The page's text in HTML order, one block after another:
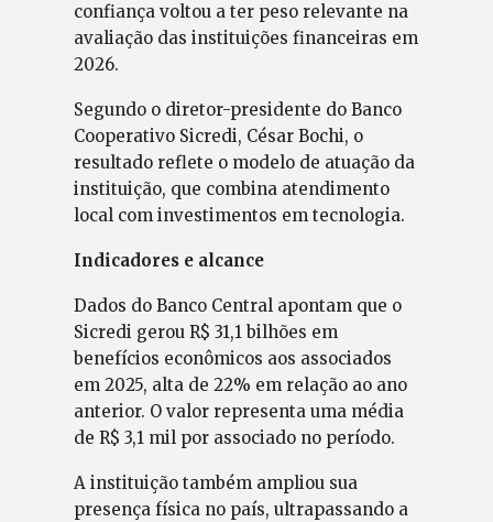
confiança voltou a ter peso relevante na
avaliação das instituições financeiras em
2026.
Segundo o diretor-presidente do Banco
Cooperativo Sicredi, César Bochi, o
resultado reflete o modelo de atuação da
instituição, que combina atendimento
local com investimentos em tecnologia.
Indicadores e alcance
Dados do Banco Central apontam que o
Sicredi gerou R$ 31,1 bilhões em
benefícios econômicos aos associados
em 2025, alta de 22% em relação ao ano
anterior. O valor representa uma média
de R$ 3,1 mil por associado no período.
A instituição também ampliou sua
presença física no país, ultrapassando a